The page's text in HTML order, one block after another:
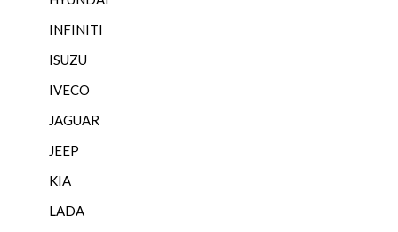
INFINITI
ISUZU
IVECO
JAGUAR
JEEP
KIA
LADA